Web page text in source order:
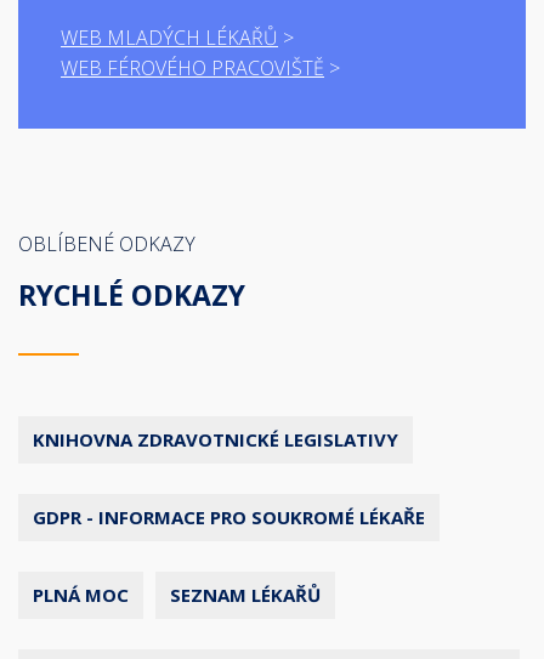
WEB MLADÝCH LÉKAŘŮ
WEB FÉROVÉHO PRACOVIŠTĚ
OBLÍBENÉ ODKAZY
RYCHLÉ ODKAZY
KNIHOVNA ZDRAVOTNICKÉ LEGISLATIVY
GDPR - INFORMACE PRO SOUKROMÉ LÉKAŘE
PLNÁ MOC SEZNAM LÉKAŘŮ